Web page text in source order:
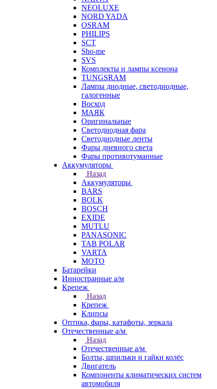
NEOLUXE
NORD YADA
OSRAM
PHILIPS
SCT
Sho-me
SVS
Комплекты и лампы ксенона
TUNGSRAM
Лампы диодные, светодиодные,
галогенные
Восход
МАЯК
Оригинальные
Светодиодная фара
Светодиодные ленты
Фары дневного света
Фары противотуманные
Аккумуляторы
Назад
Аккумуляторы
BARS
BOLK
BOSCH
EXIDE
MUTLU
PANASONIC
TAB POLAR
VARTA
МОТО
Батарейки
Инностранные а/м
Крепеж
Назад
Крепеж
Клипсы
Оптика, фары, катафоты, зеркала
Отечественные а/м
Назад
Отечественные а/м
Болты, шпильки и гайки колёс
Двигатель
Компоненты климатических систем
автомобиля